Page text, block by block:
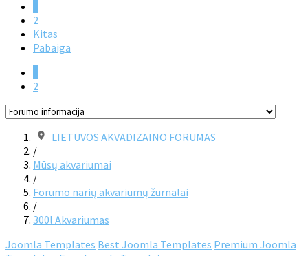
2
Kitas
Pabaiga
2
LIETUVOS AKVADIZAINO FORUMAS
/
Mūsų akvariumai
/
Forumo narių akvariumų žurnalai
/
300l Akvariumas
Joomla Templates Best Joomla Templates Premium Joomla